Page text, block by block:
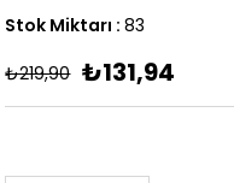
Stok Miktarı : 83
₺219,90 ₺131,94